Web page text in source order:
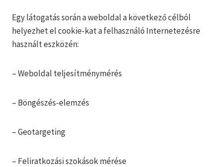
Egy látogatás során a weboldal a következő célból
helyezhet el cookie-kat a felhasználó Internetezésre
használt eszközén:
– Weboldal teljesítménymérés
– Böngészés-elemzés
– Geotargeting
– Feliratkozási szokások mérése